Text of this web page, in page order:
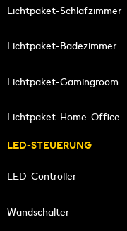
Lichtpaket-Schlafzimmer
Lichtpaket-Badezimmer
Lichtpaket-Gamingroom
Lichtpaket-Home-Office
LED-STEUERUNG
LED-Controller
Wandschalter